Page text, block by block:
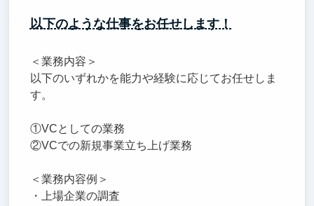
以下のような仕事をお任せします！
＜業務内容＞
以下のいずれかを能力や経験に応じてお任せしま
す。
①VCとしての業務
②VCでの新規事業立ち上げ業務
＜業務内容例＞
・上場企業の調査